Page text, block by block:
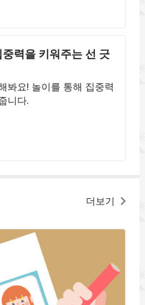
력을 키워주는 선 긋
봐요! 놀이를 통해 집중력
니다.
더보기